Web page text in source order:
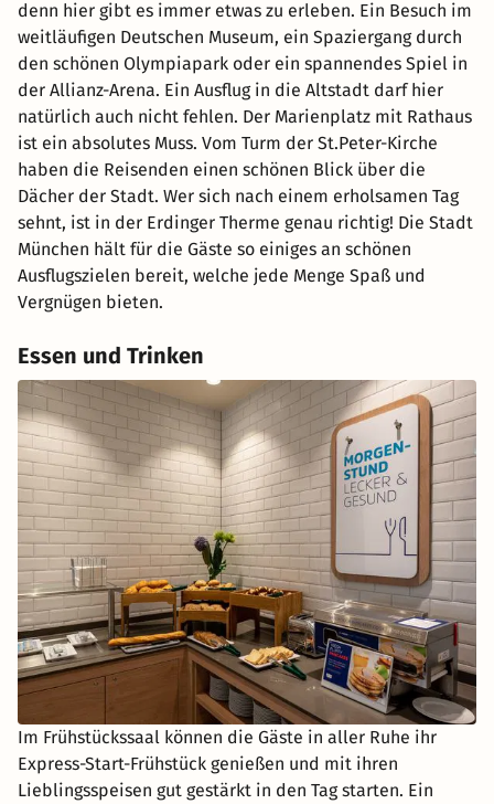
denn hier gibt es immer etwas zu erleben. Ein Besuch im
weitläufigen Deutschen Museum, ein Spaziergang durch
den schönen Olympiapark oder ein spannendes Spiel in
der Allianz-Arena. Ein Ausflug in die Altstadt darf hier
natürlich auch nicht fehlen. Der Marienplatz mit Rathaus
ist ein absolutes Muss. Vom Turm der St.Peter-Kirche
haben die Reisenden einen schönen Blick über die
Dächer der Stadt. Wer sich nach einem erholsamen Tag
sehnt, ist in der Erdinger Therme genau richtig! Die Stadt
München hält für die Gäste so einiges an schönen
Ausflugszielen bereit, welche jede Menge Spaß und
Vergnügen bieten.
Essen und Trinken
Im Frühstückssaal können die Gäste in aller Ruhe ihr
Express-Start-Frühstück genießen und mit ihren
Lieblingsspeisen gut gestärkt in den Tag starten. Ein